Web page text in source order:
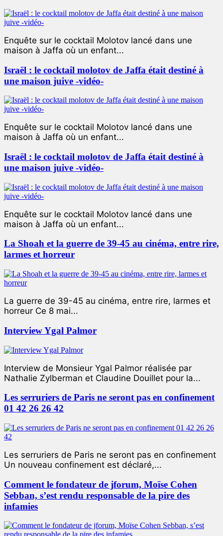
Enquête sur le cocktail Molotov lancé dans une
maison à Jaffa où un enfant...
Israël : le cocktail molotov de Jaffa était destiné à
une maison juive -vidéo-
Enquête sur le cocktail Molotov lancé dans une
maison à Jaffa où un enfant...
Israël : le cocktail molotov de Jaffa était destiné à
une maison juive -vidéo-
Enquête sur le cocktail Molotov lancé dans une
maison à Jaffa où un enfant...
La Shoah et la guerre de 39-45 au cinéma, entre rire,
larmes et horreur
La guerre de 39-45 au cinéma, entre rire, larmes et
horreur Ce 8 mai...
Interview Ygal Palmor
Interview de Monsieur Ygal Palmor réalisée par
Nathalie Zylberman et Claudine Douillet pour la...
Les serruriers de Paris ne seront pas en confinement
01 42 26 26 42
Les serruriers de Paris ne seront pas en confinement
Un nouveau confinement est déclaré,...
Comment le fondateur de jforum, Moïse Cohen
Sebban, s’est rendu responsable de la pire des
infamies